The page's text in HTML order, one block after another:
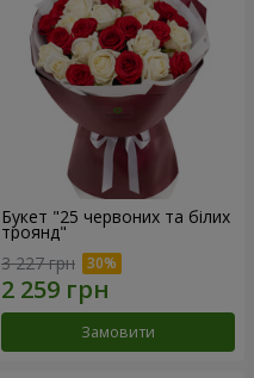
Букет "25 червоних та білих
троянд"
3 227 грн
Замовити